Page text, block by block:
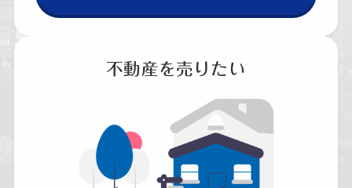
不動産を売りたい